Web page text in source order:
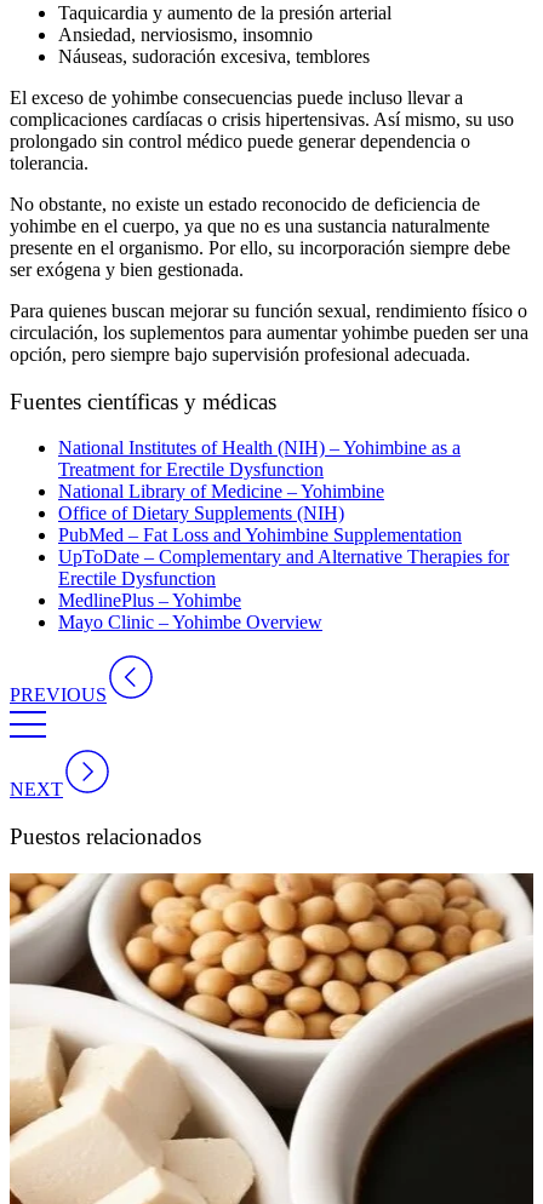
Taquicardia y aumento de la presión arterial
Ansiedad, nerviosismo, insomnio
Náuseas, sudoración excesiva, temblores
El exceso de yohimbe consecuencias puede incluso llevar a
complicaciones cardíacas o crisis hipertensivas. Así mismo, su uso
prolongado sin control médico puede generar dependencia o
tolerancia.
No obstante, no existe un estado reconocido de deficiencia de
yohimbe en el cuerpo, ya que no es una sustancia naturalmente
presente en el organismo. Por ello, su incorporación siempre debe
ser exógena y bien gestionada.
Para quienes buscan mejorar su función sexual, rendimiento físico o
circulación, los suplementos para aumentar yohimbe pueden ser una
opción, pero siempre bajo supervisión profesional adecuada.
Fuentes científicas y médicas
National Institutes of Health (NIH) – Yohimbine as a
Treatment for Erectile Dysfunction
National Library of Medicine – Yohimbine
Office of Dietary Supplements (NIH)
PubMed – Fat Loss and Yohimbine Supplementation
UpToDate – Complementary and Alternative Therapies for
Erectile Dysfunction
MedlinePlus – Yohimbe
Mayo Clinic – Yohimbe Overview
PREVIOUS
NEXT
Puestos relacionados